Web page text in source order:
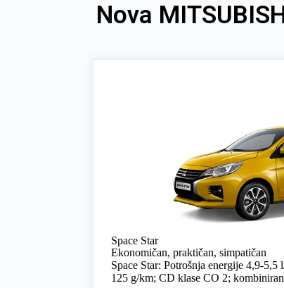
Nova
Space Star
Ekonomičan, praktičan, simpatičan
Space Star: Potrošnja energije 4,9-
125 g/km; CD klase CO 2;